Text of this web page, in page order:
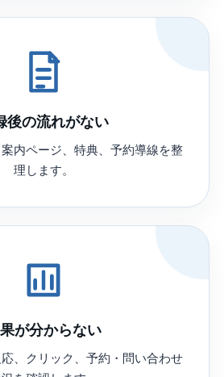
後の流れがない
内ページ、特典、予約導線を整
理します。
が分からない
、クリック、予約・問い合わせ